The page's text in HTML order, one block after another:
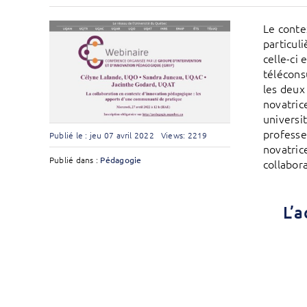
Publié le : jeu 07 avril 2022 Views: 2219
Publié dans : Pédagogie
Le
celle-ci
les